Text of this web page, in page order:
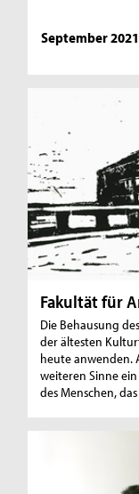
September 2021
Fakultät für
Die Behausung
der ältesten
heute anwenden.
weiteren Sinne
des Menschen,